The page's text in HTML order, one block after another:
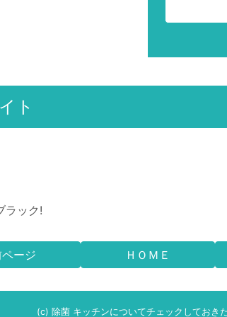
ト
ラック!
ージ ＨＯＭＥ
(c) 除菌 キッチンについてチェックしておき